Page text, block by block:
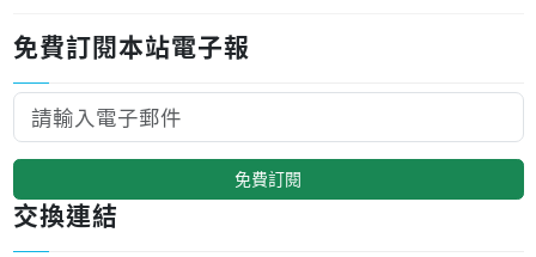
免費訂閱本站電子報
免費訂閱
交換連結